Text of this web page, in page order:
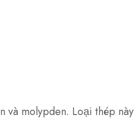
và molypden. Loại thép này